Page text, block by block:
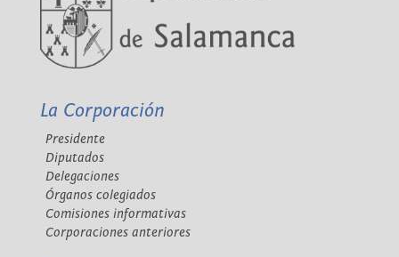
La Corporación
Presidente
Diputados
Delegaciones
Órganos colegiados
Comisiones informativas
Corporaciones anteriores